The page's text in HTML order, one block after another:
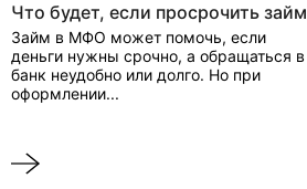
Что будет, если просрочить займ
Займ в МФО может помочь, если
деньги нужны срочно, а обращаться в
банк неудобно или долго. Но при
оформлении...